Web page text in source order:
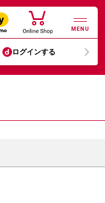
MENU
ログインする